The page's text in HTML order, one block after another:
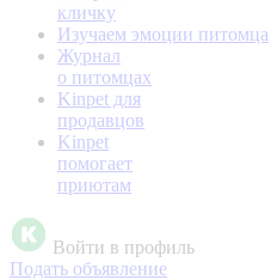
кличку
Изучаем эмоции питомца
Журнал
о питомцах
Kinpet для
продавцов
Kinpet
помогает
приютам
Войти в профиль
Подать объявление